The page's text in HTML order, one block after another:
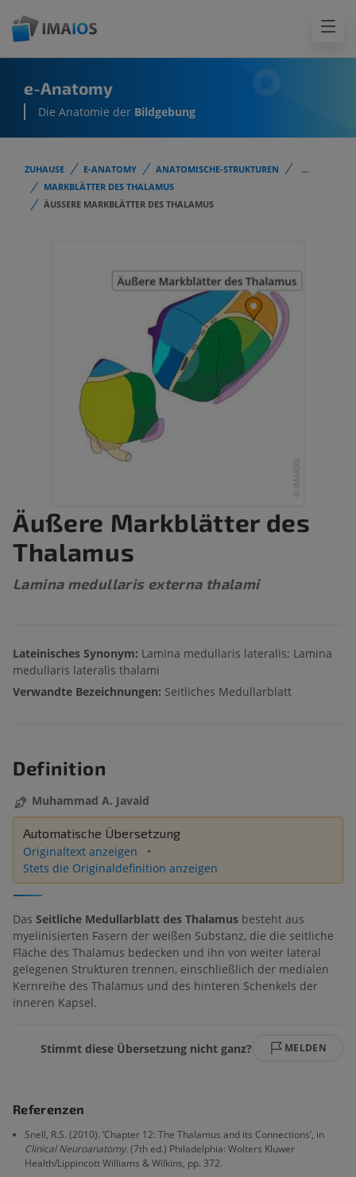
e-Anatomy
Die Anatomie der Bildgebung
ZUHAUSE E-ANATOMY ANATOMISCHE-STRUKTUREN
...
MARKBLÄTTER DES THALAMUS
ÄUSSERE MARKBLÄTTER DES THALAMUS
Äußere Markblätter des
Thalamus
Lamina medullaris externa thalami
Lateinisches Synonym: Lamina medullaris lateralis; Lamina
medullaris lateralis thalami
Verwandte Bezeichnungen: Seitliches Medullarblatt
Definition
Muhammad A. Javaid
Automatische Übersetzung
Originaltext anzeigen
Stets die Originaldefinition anzeigen
Das Seitliche Medullarblatt des Thalamus besteht aus
myelinisierten Fasern der weißen Substanz, die die seitliche
Fläche des Thalamus bedecken und ihn von weiter lateral
gelegenen Strukturen trennen, einschließlich der medialen
Kernreihe des Thalamus und des hinteren Schenkels der
inneren Kapsel.
Stimmt diese Übersetzung nicht ganz? MELDEN
Referenzen
Snell, R.S. (2010). ‘Chapter 12: The Thalamus and its Connections’, in
Clinical Neuroanatomy.(7th ed.) Philadelphia: Wolters Kluwer
Health/Lippincott Williams & Wilkins, pp. 372.